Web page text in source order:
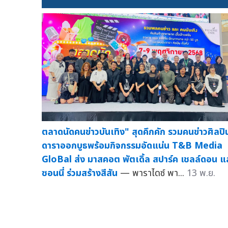
ตลาดนัดคนข่าวบันเทิง" สุดคึกคัก รวมคนข่าวศิลปิ
ดาราออกบูธพร้อมกิจกรรมอัดแน่น T&B Media
GloBal ส่ง มาสคอต พัตเดิ้ล สปาร์ค เชลล์ดอน แ
ซอนนี่ ร่วมสร้างสีสัน — พาราไดซ์ พา... 13 พ.ย.